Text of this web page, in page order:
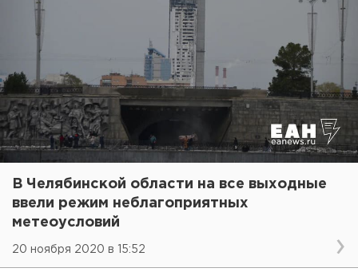
В Челябинской области на все выходные
ввели режим неблагоприятных
метеоусловий
20 ноября 2020 в 15:52